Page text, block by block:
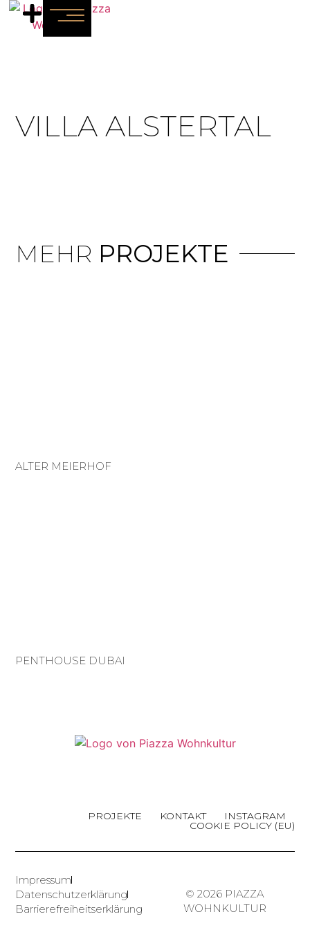
VILLA ALSTERTAL
MEHR PROJEKTE
ALTER MEIERHOF
PENTHOUSE DUBAI
PROJEKTE KONTAKT INSTAGRAM
COOKIE POLICY (EU)
Impressum
Datenschutzerklärung
Barrierefreiheitserklärung
© 2026 PIAZZA
WOHNKULTUR